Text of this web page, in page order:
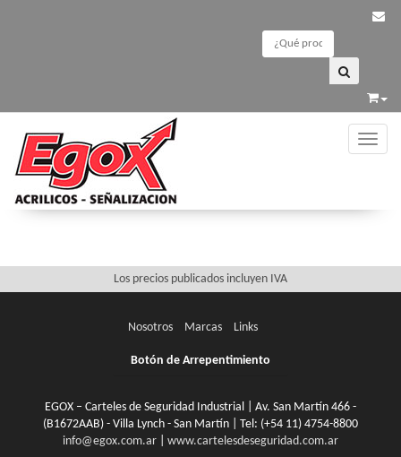
Links recomendados
Se encontraron 0 Links recomendados
Los precios publicados incluyen IVA
Nosotros Marcas Links
Botón de Arrepentimiento
EGOX – Carteles de Seguridad Industrial | Av. San Martín 466 -
(B1672AAB) - Villa Lynch - San Martín | Tel: (+54 11) 4754-8800
info@egox.com.ar
www.cartelesdeseguridad.com.ar